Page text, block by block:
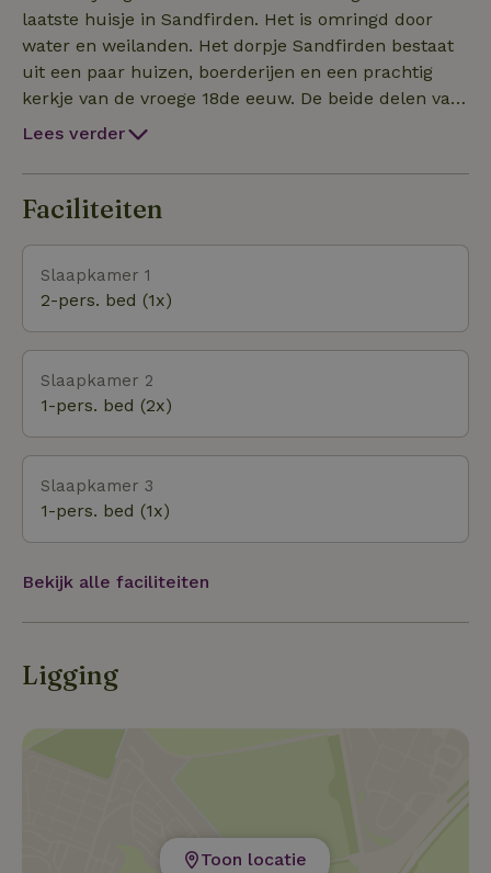
Zwemmen, kanoën of windsurfen vanuit je eigen
tuin van 4100 m². Het huisje ademt karakter en
rust, met een charmante mix van eenvoud en
kunstzinnigheid. Indeling: 1 tweepersoonskamer op
de begane grond, en 2 zolderkamers met elk 2
vrijdag tot vrijdag. Een idyllisch verblijf tussen water,
lucht en land.
laatste huisje in Sandfirden. Het is omringd door
water en weilanden. Het dorpje Sandfirden bestaat
uit een paar huizen, boerderijen en een prachtig
kerkje van de vroege 18de eeuw. De beide delen van
de Brekken, Oudegaaster Brekken en Vlakke
lijkt alsof de weilanden aan weerszijden van het
water weer naar elkaar toe willen. In vroegere
smalle zandrug tussen het water, een “fird”, een
overgang, of doorwaadbare plaats. Vandaar de naam
Sandfirden. Er kan worden gewandeld en gefietst.
Tot slotte zijn er prachtige zonsondergangen te
Lees verder
Faciliteiten
Slaapkamer 1
2-pers. bed (1x)
Slaapkamer 2
1-pers. bed (2x)
Slaapkamer 3
1-pers. bed (1x)
Bekijk alle faciliteiten
Ligging
Toon locatie